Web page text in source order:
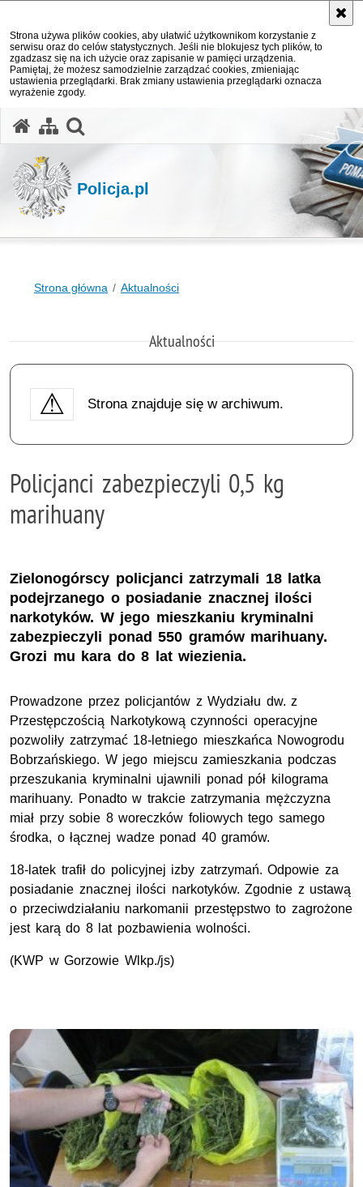
Strona używa plików cookies, aby ułatwić użytkownikom korzystanie z
serwisu oraz do celów statystycznych. Jeśli nie blokujesz tych plików, to
zgadzasz się na ich użycie oraz zapisanie w pamięci urządzenia.
Pamiętaj, że możesz samodzielnie zarządzać cookies, zmieniając
ustawienia przeglądarki. Brak zmiany ustawienia przeglądarki oznacza
wyrażenie zgody.
Policja.pl
Strona główna Aktualności
Aktualności
Strona znajduje się w archiwum.
Policjanci zabezpieczyli 0,5 kg
marihuany
Zielonogórscy policjanci zatrzymali 18 latka
podejrzanego o posiadanie znacznej ilości
narkotyków. W jego mieszkaniu kryminalni
zabezpieczyli ponad 550 gramów marihuany.
Grozi mu kara do 8 lat wiezienia.
Prowadzone przez policjantów z Wydziału dw. z
Przestępczością Narkotykową czynności operacyjne
pozwoliły zatrzymać 18-letniego mieszkańca Nowogrodu
Bobrzańskiego. W jego miejscu zamieszkania podczas
przeszukania kryminalni ujawnili ponad pół kilograma
marihuany. Ponadto w trakcie zatrzymania mężczyzna
miał przy sobie 8 woreczków foliowych tego samego
środka, o łącznej wadze ponad 40 gramów.
18-latek trafił do policyjnej izby zatrzymań. Odpowie za
posiadanie znacznej ilości narkotyków. Zgodnie z ustawą
o przeciwdziałaniu narkomanii przestępstwo to zagrożone
jest karą do 8 lat pozbawienia wolności.
(KWP w Gorzowie Wlkp./js)